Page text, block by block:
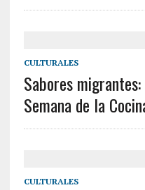
CULTURALES
Sabores
Semana de la
CULTURALES